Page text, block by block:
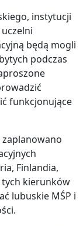
instytucji
będą mogli
podczas
funkcjonujące
Finlandia,
tych kierunków
lubuskie MŚP i